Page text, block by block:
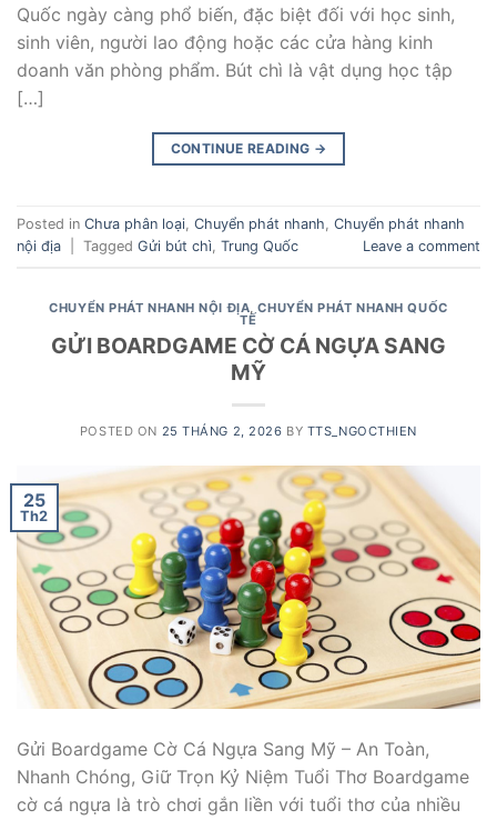
Quốc ngày càng phổ biến, đặc biệt đối với học sinh,
sinh viên, người lao động hoặc các cửa hàng kinh
doanh văn phòng phẩm. Bút chì là vật dụng học tập
[…]
CONTINUE READING →
Posted in Chưa phân loại Chuyển phát nhanh Chuyển phát nhanh
nội địa
Tagged Gửi bút chì Trung Quốc Leave a comment
CHUYỂN PHÁT NHANH NỘI ĐỊA ,CHUYỂN PHÁT NHANH QUỐC
TẾ
GỬI BOARDGAME CỜ CÁ NGỰA SANG
MỸ
POSTED ON 25 THÁNG 2, 2026 BY TTS_NGOCTHIEN
25
Th2
Gửi Boardgame Cờ Cá Ngựa Sang Mỹ – An Toàn,
Nhanh Chóng, Giữ Trọn Kỷ Niệm Tuổi Thơ Boardgame
cờ cá ngựa là trò chơi gắn liền với tuổi thơ của nhiều